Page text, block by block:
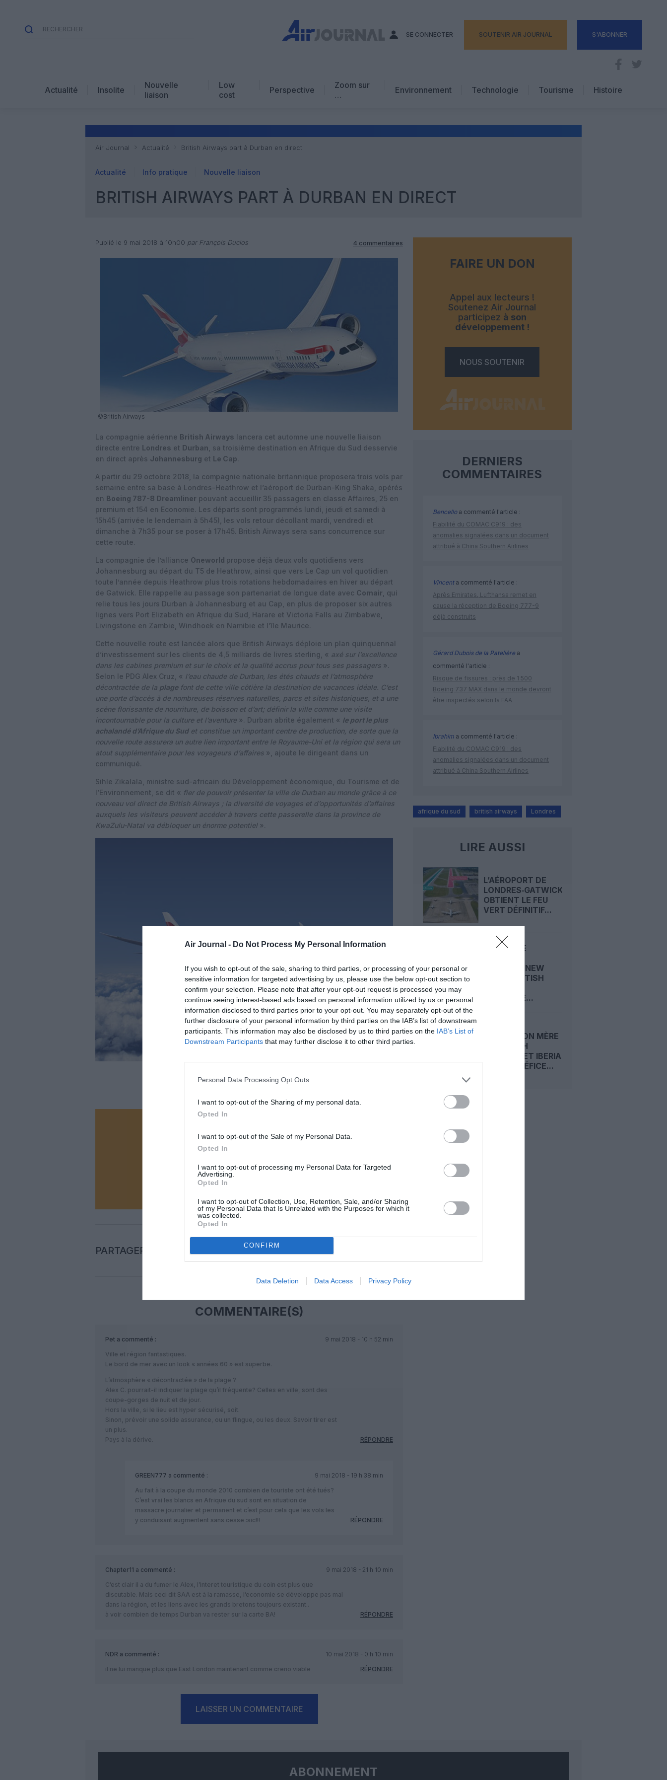
Air Journal - Do Not Process My Personal Information
If you wish to opt-out of the sale, sharing to third parties, or processing of your personal or
sensitive information for targeted advertising by us, please use the below opt-out section to
confirm your selection. Please note that after your opt-out request is processed you may
continue seeing interest-based ads based on personal information utilized by us or personal
information disclosed to third parties prior to your opt-out. You may separately opt-out of the
further disclosure of your personal information by third parties on the IAB’s list of downstream
participants. This information may also be disclosed by us to third parties on the IAB’s List of
Downstream Participants that may further disclose it to other third parties.
Personal Data Processing Opt Outs
I want to opt-out of the Sharing of my personal data.
Opted In
I want to opt-out of the Sale of my Personal Data.
Opted In
I want to opt-out of processing my Personal Data for Targeted
Advertising.
Opted In
I want to opt-out of Collection, Use, Retention, Sale, and/or Sharing
of my Personal Data that Is Unrelated with the Purposes for which it
was collected.
Opted In
CONFIRM
Data Deletion Data Access Privacy Policy
SE CONNECTER SOUTENIR AIR JOURNAL S'ABONNER
Actualité Insolite
Nouvelle
liaison
Low
cost
Perspective
Zoom sur
…
Environnement Technologie
Tourisme
Hôtellerie
Histoire
Air Journal Actualité British Airways part à Durban en direct
Actualité Info pratique Nouvelle liaison
BRITISH AIRWAYS PART À DURBAN EN DIRECT
Publié le 9 mai 2018 à 10h00 par François Duclos 4 commentaires
©British Airways
La compagnie aérienne British Airways lancera cet automne une nouvelle liaison
directe entre Londres et Durban , sa troisième destination en Afrique du Sud desservie
en direct après Johannesburg et Le Cap.
A partir du 29 octobre 2018, la compagnie nationale britannique proposera trois vols par
semaine entre sa base à Londres-Heathrow et l’aéroport de Durban-King Shaka, opérés
en Boeing 787-8 Dreamliner pouvant accueillir 35 passagers en classe Affaires, 25 en
premium et 154 en Economie. Les départs sont programmés lundi, jeudi et samedi à
15h45 (arrivée le lendemain à 5h45), les vols retour décollant mardi, vendredi et
dimanche à 7h35 pour se poser à 17h45. British Airways sera sans concurrence sur
cette route.
La compagnie de l’alliance Oneworld propose déjà deux vols quotidiens vers
Johannesburg au départ du T5 de Heathrow, ainsi que vers Le Cap un vol quotidien
toute l’année depuis Heathrow plus trois rotations hebdomadaires en hiver au départ
de Gatwick. Elle rappelle au passage son partenariat de longue date avec Comair , qui
relie tous les jours Durban à Johannesburg et au Cap, en plus de proposer six autres
lignes vers Port Elizabeth en Afrique du Sud, Harare et Victoria Falls au Zimbabwe,
Livingstone en Zambie, Windhoek en Namibie et l’île Maurice.
Cette nouvelle route est lancée alors que British Airways déploie un plan quinquennal
d’investissement sur les clients de 4,5 milliards de livres sterling, « axé sur l’excellence
dans les cabines premium et sur le choix et la qualité accrus pour tous ses passagers ».
Selon le PDG Alex Cruz, « l’eau chaude de Durban, les étés chauds et l’atmosphère
décontractée de la plagefont de cette ville côtière la destination de vacances idéale. C’est
une porte d’accès à de nombreuses réserves naturelles, parcs et sites historiques, et a une
scène florissante de nourriture, de boisson et d’art; définir la ville comme une visite
incontournable pour la culture et l’aventure ». Durban abrite également « le port le plus
achalandé d’Afrique du Sudet constitue un important centre de production, de sorte que la
nouvelle route assurera un autre lien important entre le Royaume-Uni et la région qui sera un
atout supplémentaire pour les voyageurs d’affaires », ajoute le dirigeant dans un
communiqué.
Sihle Zikalala, ministre sud-africain du Développement économique, du Tourisme et de
l’Environnement, se dit « fier de pouvoir présenter la ville de Durban au monde grâce à ce
nouveau vol direct de British Airways ; la diversité de voyages et d’opportunités d’affaires
auxquels les visiteurs peuvent accéder à travers cette passerelle dans la province de
KwaZulu-Natal va débloquer un énorme potentiel».
Soutenez-nous, faites un don !
NOUS SOUTENIR
PARTAGER L'ARTICLE
COMMENTAIRE(S)
Pet a commenté :
9 mai 2018 - 10 h 52 min
Ville et région fantastiques.
Le bord de mer avec un look « années 60 » est superbe.
L’atmosphère « décontractée » de la plage ?
Alex C. pourrait-il indiquer la plage qu’il fréquente? Celles en ville, sont des
coupe-gorges de nuit et de jour.
Hors la ville, si le lieu est hyper sécurisé, soit.
Sinon, prévoir une solide assurance, ou un flingue, ou les deux. Savoir tirer est
un plus.
Pays à la dérive.
RÉPONDRE
GREEN777 a commenté :
9 mai 2018 - 19 h 38 min
Au fait à la coupe du monde 2010 combien de touriste ont été tués?
C’est vrai les blancs en Afrique du sud sont en situation de
massacre journalier et permanent et c’est pour cela que les vols les
y conduisant augmentent sans cesse :sic!!!
RÉPONDRE
Chapter11 a commenté :
9 mai 2018 - 21 h 10 min
C’est clair il a du fumer le Alex, l’interet touristique du coin est plus que
discutable. Mais ceci dit SAA est à la ramasse, l’economie se développe pas mal
dans la région, et les liens avec les grands bretons toujours existant..
à voir combien de temps Durban va rester sur la carte BA!
RÉPONDRE
NDR a commenté :
10 mai 2018 - 0 h 10 min
il ne lui manque plus que East London maintenant comme creno viable
RÉPONDRE
LAISSER UN COMMENTAIRE
FAIRE UN DON
Appel aux lecteurs !
Soutenez Air Journal
participez à son
développement !
NOUS SOUTENIR
DERNIERS
COMMENTAIRES
Bencelloa commenté l'article :
Fiabilité du COMAC C919 : des
anomalies signalées dans un document
attribué à China Southern Airlines
Vincenta commenté l'article :
Après Emirates, Lufthansa remet en
cause la réception de Boeing 777-9
déjà construits
Gérard Dubois de la Patelièrea
commenté l'article :
Risque de fissures : près de 1 500
Boeing 737 MAX dans le monde devront
être inspectés selon la FAA
Ibrahim a commenté l'article :
Fiabilité du COMAC C919 : des
anomalies signalées dans un document
attribué à China Southern Airlines
afrique du sud british airways Londres
LIRE AUSSI
L’AÉROPORT DE
LONDRES‑GATWICK
OBTIENT LE FEU
VERT DÉFINITIF...
80 ANS DE
LONDRES-NEW
YORK : BRITISH
RENFORCE...
IAG, MAISON MÈRE
DE BRITISH
AIRWAYS ET IBERIA
: SON BÉNÉFICE...
ABONNEMENT